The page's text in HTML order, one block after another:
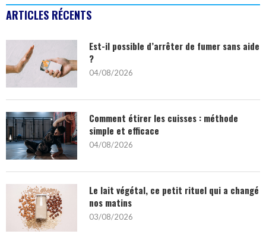
ARTICLES RÉCENTS
Est-il possible d’arrêter de fumer sans aide
?
04/08/2026
Comment étirer les cuisses : méthode
simple et efficace
04/08/2026
Le lait végétal, ce petit rituel qui a changé
nos matins
03/08/2026